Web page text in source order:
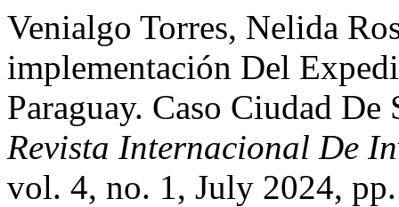
Venialgo Torres, Nelida
implementación Del
Paraguay. Caso Ciudad
Revista Internacional De
vol. 4, no. 1, July 2024,